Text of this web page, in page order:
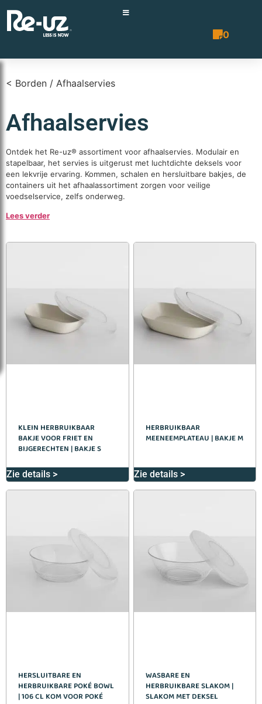
0
< Borden / Afhaalservies
Afhaalservies
Ontdek het Re-uz® assortiment voor afhaalservies. Modulair en
stapelbaar, het servies is uitgerust met luchtdichte deksels voor
een lekvrije ervaring. Kommen, schalen en hersluitbare bakjes, de
containers uit het afhaalassortiment zorgen voor veilige
voedselservice, zelfs onderweg.
Lees verder
KLEIN HERBRUIKBAAR
BAKJE VOOR FRIET EN
BIJGERECHTEN | BAKJE S
Zie details >
HERBRUIKBAAR
MEENEEMPLATEAU | BAKJE M
Zie details >
HERSLUITBARE EN
HERBRUIKBARE POKÉ BOWL
| 106 CL KOM VOOR POKÉ
WASBARE EN
HERBRUIKBARE SLAKOM |
SLAKOM MET DEKSEL